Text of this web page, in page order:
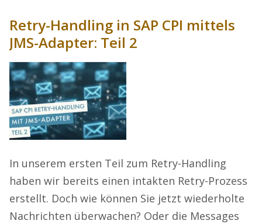
Retry-Handling in SAP CPI mittels
JMS-Adapter: Teil 2
In unserem ersten Teil zum Retry-Handling
haben wir bereits einen intakten Retry-Prozess
erstellt. Doch wie können Sie jetzt wiederholte
Nachrichten überwachen? Oder die Messages